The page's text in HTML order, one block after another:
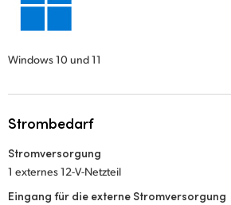
Windows 10 und 11
Strombedarf
Stromversorgung
1 externes 12-V-Netzteil
Eingang für die externe Stromversorgung